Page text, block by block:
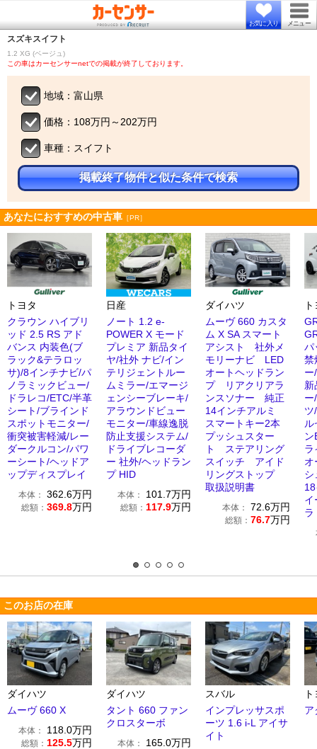
お気に入り メニュー
スズキスイフト
1.2 XG (ベージュ)
この車はカーセンサーnetでの掲載が終了しております。
地域：富山県
価格：108万円～202万円
車種：スイフト
掲載終了物件と似た条件で検索
あなたにおすすめの中古車 ［PR］
トヨタ
クラウン ハイブリ
ッド 2.5 RS アド
バンス 内装色(ブ
ラック&テラロッ
サ)/8インチナビ/パ
ノラミックビュー/
ドラレコ/ETC/半革
シート/ブラインド
スポットモニター/
衝突被害軽減/レー
ダークルコン/パワ
ーシート/ヘッドア
ップディスプレイ
本体： 362.6万円
総額： 369.8万円
日産
ノート 1.2 e-
POWER X モード
プレミア 新品タイ
ヤ/社外 ナビ/イン
テリジェントルー
ムミラー/エマージ
ェンシーブレーキ/
アラウンドビュー
モニター/車線逸脱
防止支援システム/
ドライブレコーダ
ー 社外/ヘッドラン
プ HID
本体： 101.7万円
総額： 117.9万円
ダイハツ
ムーヴ 660 カスタ
ム X SA スマート
アシスト 社外メ
モリーナビ LED
オートヘッドラン
プ リアクリアラ
ンスソナー 純正
14インチアルミ
スマートキー2本
プッシュスター
ト ステアリング
スイッチ アイド
リングストップ
取扱説明書
本体： 72.6万円
総額： 76.7万円
パ
禁
ー
新
ー
ツ
ラ
オ
シ
イ
ラ
このお店の在庫
ダイハツ
ムーヴ 660 X
本体： 118.0万円
総額： 125.5万円
ダイハツ
タント 660 ファン
クロスターボ
本体： 165.0万円
スバル
インプレッサスポ
ーツ 1.6 i-L アイサ
イト
ア